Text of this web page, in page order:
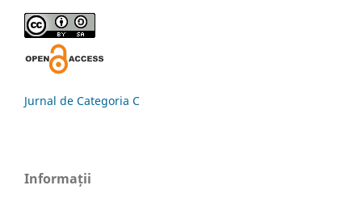
Jurnal de Categoria C
Informații